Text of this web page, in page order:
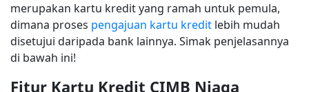
merupakan kartu kredit yang ramah untuk pemula,
dimana proses pengajuan kartu kredit lebih mudah
disetujui daripada bank lainnya. Simak penjelasannya
di bawah ini!
Fitur Kartu Kredit CIMB Niaga